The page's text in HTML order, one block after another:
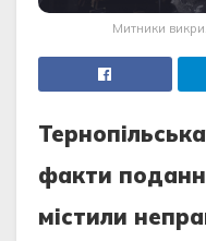
Митники
факти
містили